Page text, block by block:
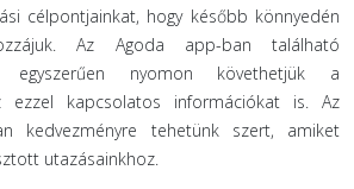
célpontjainkat, hogy később könnyedén
Az Agoda app-ban található
egyszerűen nyomon követhetjük a
ezzel kapcsolatos információkat is. Az
kedvezményre tehetünk szert, amiket
utazásainkhoz.